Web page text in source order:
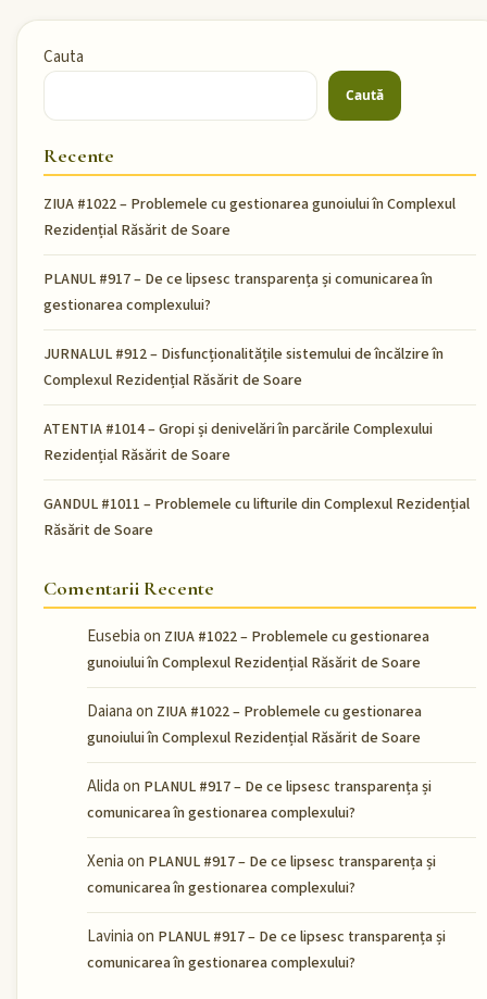
Cauta
Caută
Recente
ZIUA #1022 – Problemele cu gestionarea gunoiului în Complexul
Rezidențial Răsărit de Soare
PLANUL #917 – De ce lipsesc transparența și comunicarea în
gestionarea complexului?
JURNALUL #912 – Disfuncționalitățile sistemului de încălzire în
Complexul Rezidențial Răsărit de Soare
ATENTIA #1014 – Gropi și denivelări în parcările Complexului
Rezidențial Răsărit de Soare
GANDUL #1011 – Problemele cu lifturile din Complexul Rezidențial
Răsărit de Soare
Comentarii Recente
Eusebiaon ZIUA #1022 – Problemele cu gestionarea
gunoiului în Complexul Rezidențial Răsărit de Soare
Daianaon ZIUA #1022 – Problemele cu gestionarea
gunoiului în Complexul Rezidențial Răsărit de Soare
Alidaon PLANUL #917 – De ce lipsesc transparența și
comunicarea în gestionarea complexului?
Xeniaon PLANUL #917 – De ce lipsesc transparența și
comunicarea în gestionarea complexului?
Laviniaon PLANUL #917 – De ce lipsesc transparența și
comunicarea în gestionarea complexului?